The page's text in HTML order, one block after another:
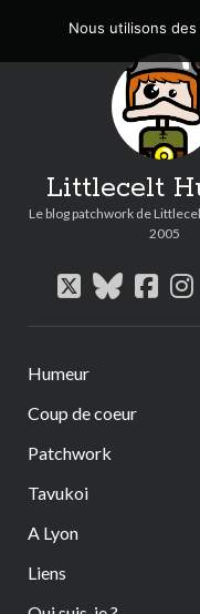
Littlecelt
Le blog patchwork de
2005
twitter
Humeur
Coup de coeur
Patchwork
Tavukoi
A Lyon
Liens
Nous utilisons